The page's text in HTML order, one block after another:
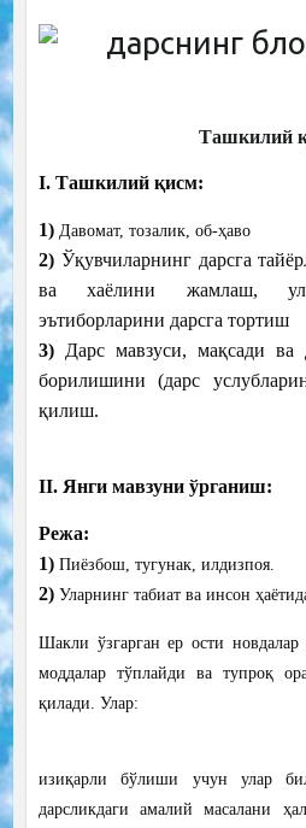
Ташкилий
I. Ташкилий қисм:
1) Давомат, тозалик, об-ҳаво
2) Ўқувчиларнинг дарсга
ва хаёлини жамлаш,
эътиборларини дарсга тортиш
3)Дарс мавзуси, мақсади ва
борилишини (дарс
қилиш.
II. Янги мавзуни ўрганиш:
Режа:
1) Пиёзбош, тугунак, илдизпоя.
2) Уларнинг табиат ва инсон
Шакли ўзгарган ер ости
моддалар тўплайди ва тупроқ
қилади. Улар:
изиқарли бўлиши учун улар
дарсликдаги амалий масалани